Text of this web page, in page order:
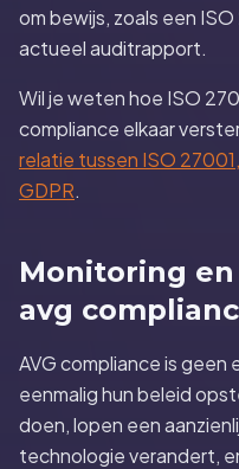
om bewijs, zoals een
actueel auditrapport.
Wil je weten hoe ISO
compliance elkaar
relatie tussen ISO
GDPR.
Monitoring
avg
AVG compliance is
eenmalig hun beleid
doen, lopen een
technologie verandert,